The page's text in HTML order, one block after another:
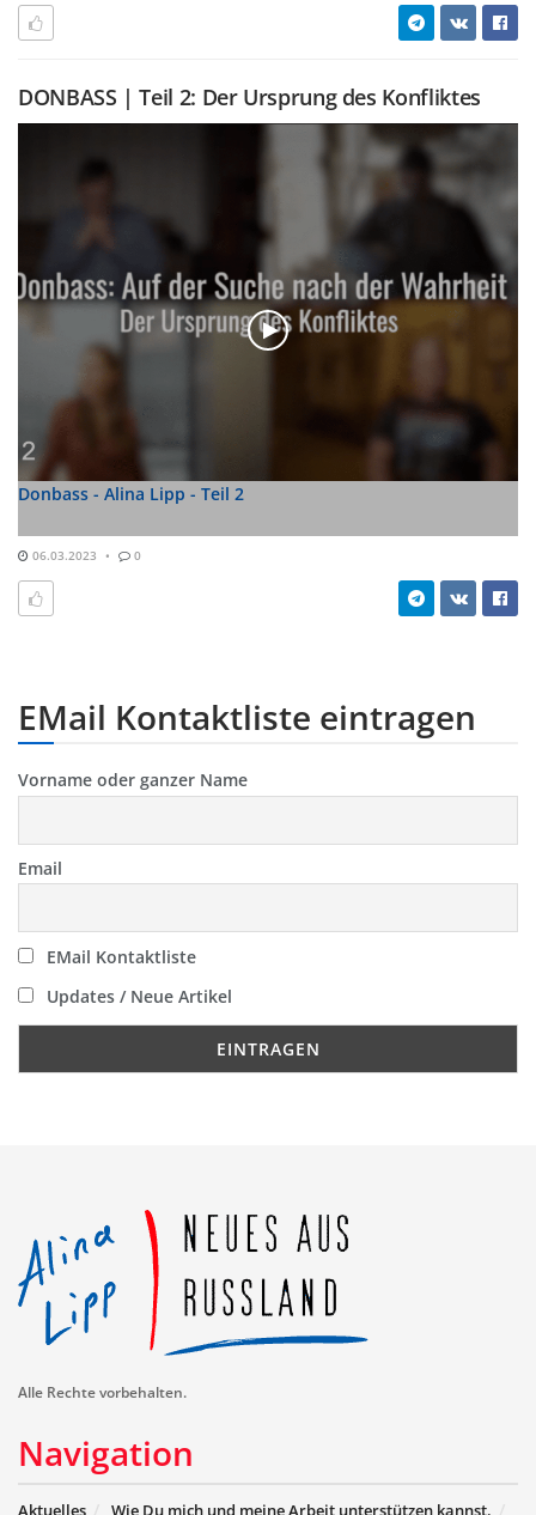
DONBASS | Teil 2: Der Ursprung des Konfliktes
Donbass - Alina Lipp - Teil 2
06.03.2023 0
EMail Kontaktliste eintragen
Vorname oder ganzer Name
Email
EMail Kontaktliste
Updates / Neue Artikel
Alle Rechte vorbehalten.
Navigation
Aktuelles Wie Du mich und meine Arbeit unterstützen kannst.